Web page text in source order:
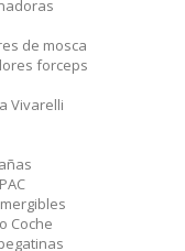
de mosca
forceps
Vivarelli
Coche